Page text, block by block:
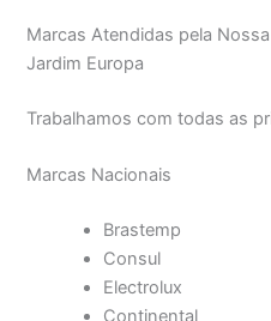
Marcas Atendidas pela
Jardim Europa
Trabalhamos com todas as
Marcas Nacionais
Brastemp
Consul
Electrolux
Continental